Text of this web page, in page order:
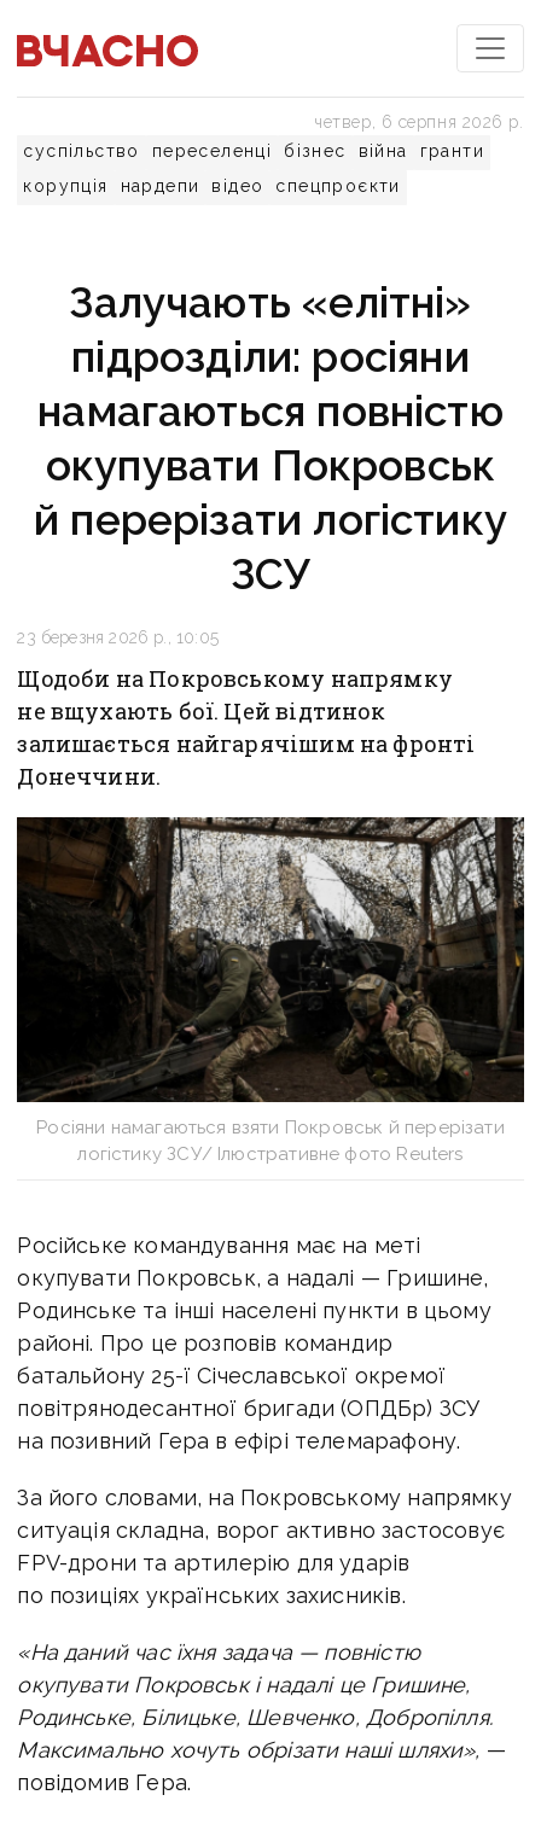
суспільство переселенці бізнес війна
гранти
корупція
нардепи відео спецпроєкти
четвер, 6 серпня 2026 р.
Залучають «елітні»
підрозділи: росіяни
намагаються повністю
окупувати Покровськ
й перерізати логістику
ЗСУ
23 березня 2026 р., 10:05
Щодоби на Покровському напрямку
не вщухають бої. Цей відтинок
залишається найгарячішим на фронті
Донеччини.
Росіяни намагаються взяти Покровськ й перерізати
логістику ЗСУ/ Ілюстративне фото Reuters
Російське командування має на меті
окупувати Покровськ, а надалі — Гришине,
Родинське та інші населені пункти в цьому
районі. Про це розповів командир
батальйону 25-ї Січеславської окремої
повітрянодесантної бригади (ОПДБр) ЗСУ
на позивний Гера в ефірі телемарафону.
За його словами, на Покровському напрямку
ситуація складна, ворог активно застосовує
FPV-дрони та артилерію для ударів
по позиціях українських захисників.
«На даний час їхня задача — повністю
окупувати Покровськ і надалі це Гришине,
Родинське, Білицьке, Шевченко, Добропілля.
Максимально хочуть обрізати наші шляхи», —
повідомив Гера.